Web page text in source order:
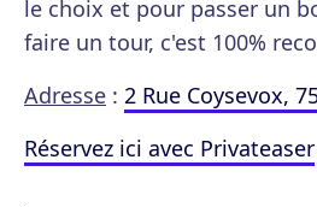
le choix et pour passer un
faire un tour, c'est 100%
Adresse : 2 Rue Coysevox,
Réservez ici avec Privateaser